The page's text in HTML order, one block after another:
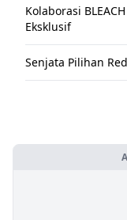
Kolaborasi
Eksklusif
Senjata Pilihan